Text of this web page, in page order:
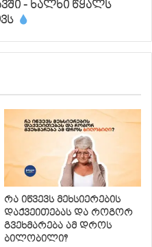
- ხალხი წყალს
რა იწვევს მეხსიერების
დაქვეითებას და როგორ
გვეხმარება ამ დროს
ბილობილი?